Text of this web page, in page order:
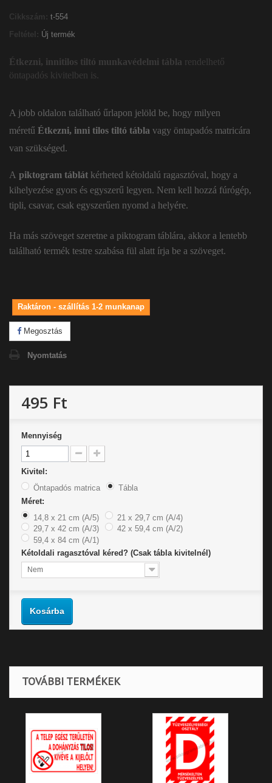
Cikkszám: t-554
Feltétel: Új termék
Étkezni, innitilos tiltó munkavédelmi tábla rendelhető
öntapadós kivitelben is.
A jobb oldalon található űrlapon jelöld be, hogy milyen
méretű Étkezni, inni tilos tiltó tábla vagy öntapadós matricára
van szükséged.
A piktogram táblát kérheted kétoldalú ragasztóval, hogy a
kihelyezése gyors és egyszerű legyen. Nem kell hozzá fúrógép,
tipli, csavar, csak egyszerűen nyomd a helyére.
Ha más szöveget szeretne a piktogram táblára, akkor a lentebb
található termék testre szabása fül alatt írja be a szöveget.
Raktáron - szállítás 1-2 munkanap
Megosztás
Nyomtatás
495 Ft
Mennyiség
Kivitel:
Öntapadós matrica
Tábla
Méret:
14,8 x 21 cm (A/5)
21 x 29,7 cm (A/4)
29,7 x 42 cm (A/3)
42 x 59,4 cm (A/2)
59,4 x 84 cm (A/1)
Kétoldali ragasztóval kéred? (Csak tábla kivitelnél)
Nem
Kosárba
TOVÁBBI TERMÉKEK